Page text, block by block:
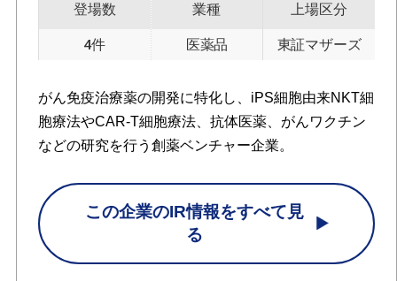
登場数
4件
業種
医薬品
上場区分
東証マザーズ
がん免疫治療薬の開発に特化し、iPS細胞由来NKT細
胞療法やCAR-T細胞療法、抗体医薬、がんワクチン
などの研究を行う創薬ベンチャー企業。
この企業のIR情報をすべて見
る